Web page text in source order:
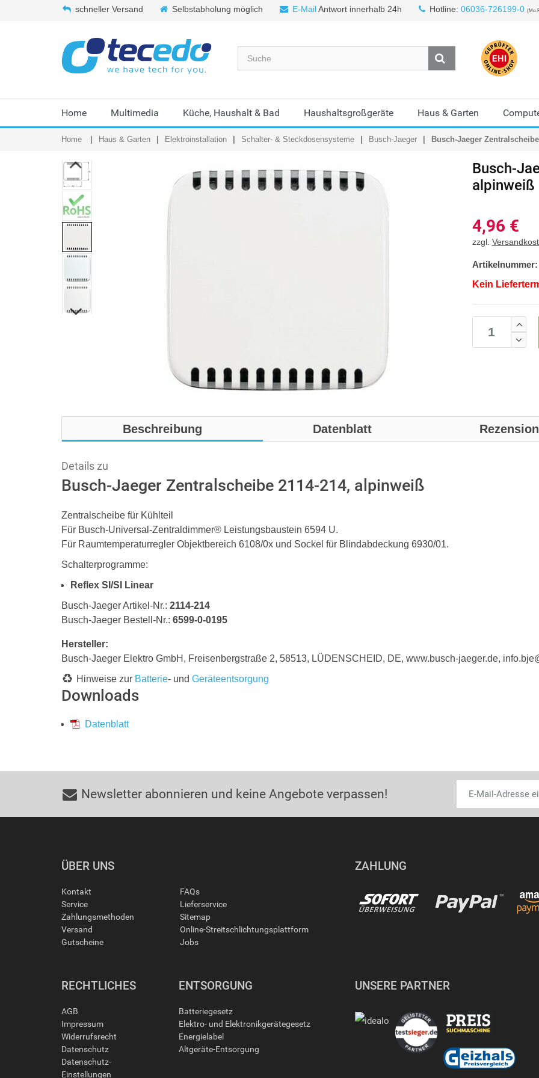
schneller Versand Selbstabholung möglich E-MailAntwort innerhalb 24h Hotline: 06036-726199-0 (Mo-
Home Multimedia Küche, Haushalt & Bad Haushaltsgroßgeräte Haus & Garten
Home Haus & Garten Elektroinstallation Schalter- & Steckdosensysteme Busch-Jaeger Busch-Jaeger Zentralscheibe
Busch-
alpinweiß
4,96 €
zzgl.
Artikelnummer:
Kein
Beschreibung Datenblatt
Details zu
Busch-Jaeger Zentralscheibe 2114-214, alpinweiß
Zentralscheibe für Kühlteil
Für Busch-Universal-Zentraldimmer® Leistungsbaustein 6594 U.
Für Raumtemperaturregler Objektbereich 6108/0x und Sockel für Blindabdeckung 6930/01.
Schalterprogramme:
Reflex SI/SI Linear
Busch-Jaeger Artikel-Nr.: 2114-214
Busch-Jaeger Bestell-Nr.: 6599-0-0195
Hersteller:
Busch-Jaeger Elektro GmbH, Freisenbergstraße 2, 58513, LÜDENSCHEID, DE, www.busch-jaeger.de,
Hinweise zur Batterie- und Geräteentsorgung
Downloads
Datenblatt
Newsletter abonnieren und keine Angebote verpassen!
ÜBER UNS
Kontakt
Service
Zahlungsmethoden
Versand
Gutscheine
FAQs
Lieferservice
Sitemap
Online-Streitschlichtungsplattform
Jobs
ZAHLUNG
RECHTLICHES
AGB
Impressum
Widerrufsrecht
Datenschutz
Datenschutz-
Einstellungen
ENTSORGUNG
Batteriegesetz
Elektro- und Elektronikgerätegesetz
Energielabel
Altgeräte-Entsorgung
UNSERE PARTNER